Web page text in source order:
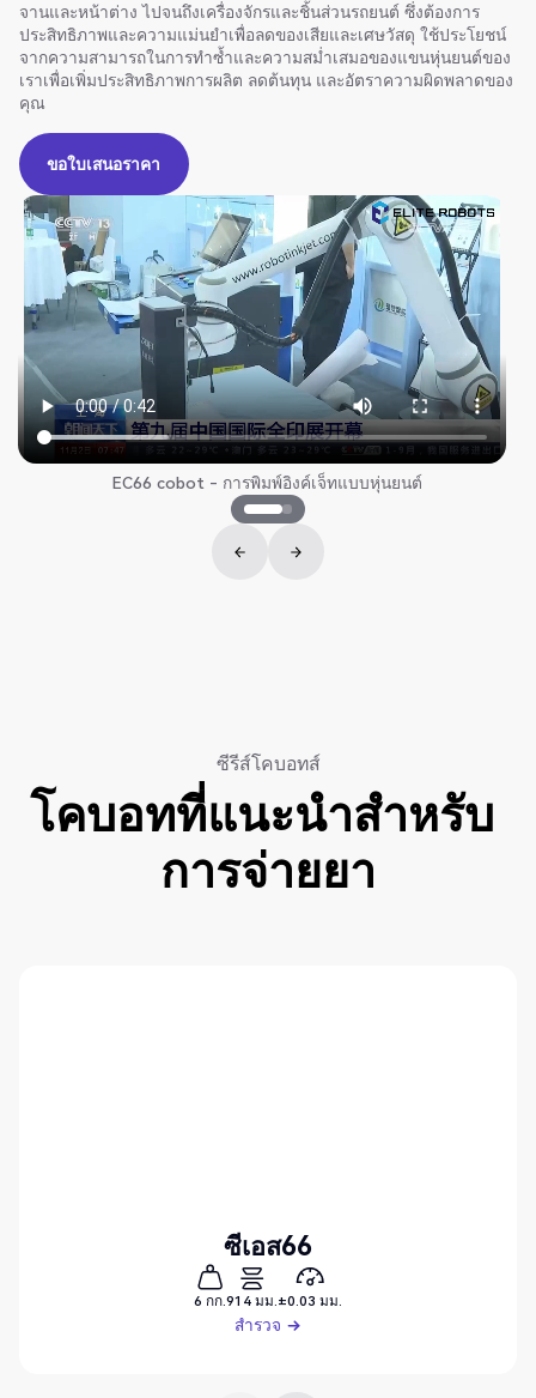
จานและหน้าต่าง ไปจนถึงเครื่องจักรและชิ้นส่วนรถยนต์ ซึ่งต้องการ
ประสิทธิภาพและความแม่นยำเพื่อลดของเสียและเศษวัสดุ ใช้ประโยชน์
จากความสามารถในการทำซ้ำและความสม่ำเสมอของแขนหุ่นยนต์ของ
เราเพื่อเพิ่มประสิทธิภาพการผลิต ลดต้นทุน และอัตราความผิดพลาดของ
คุณ
ขอใบเสนอราคา
ขอใบเสนอราคา
EC66 cobot - การพิมพ์อิงค์เจ็ทแบบหุ่นยนต์
ซีรีส์โคบอทส์
โคบอทที่แนะนำสำหรับ
การจ่ายยา
ซีเอส66
6 กก.914 มม.±0.03 มม.
สำรวจ